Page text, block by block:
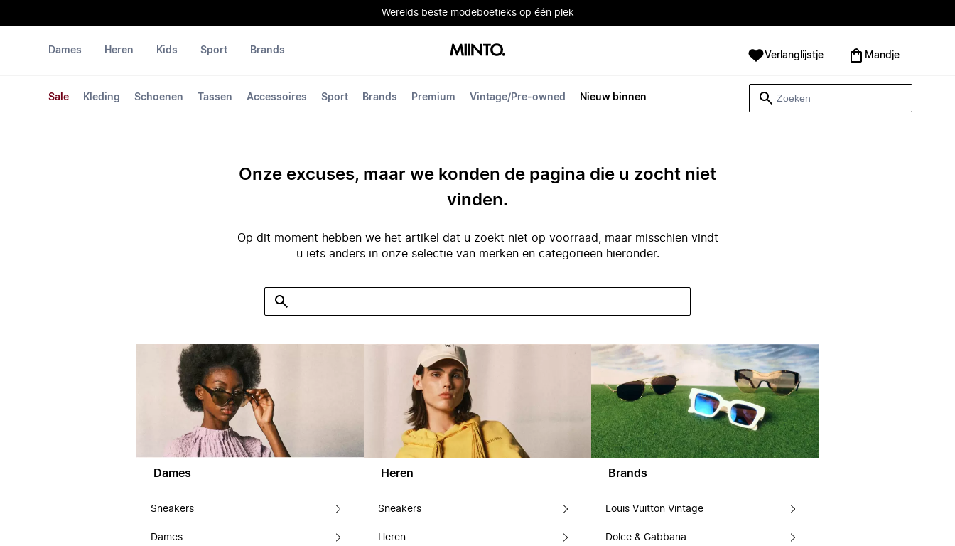
Werelds beste modeboetieks op één plek
Dames
Sale Kleding Schoenen Tassen Accessoires Sport Brands Premium Vintage/Pre-owned Nieuw binnen
Heren Kids Sport Brands Verlanglijstje Mandje
Onze excuses, maar we konden de pagina die u zocht niet
vinden.
Op dit moment hebben we het artikel dat u zoekt niet op voorraad, maar misschien vindt
u iets anders in onze selectie van merken en categorieën hieronder.
Dames
Sneakers
Dames
Heren
Sneakers
Heren
Brands
Louis Vuitton Vintage
Dolce & Gabbana